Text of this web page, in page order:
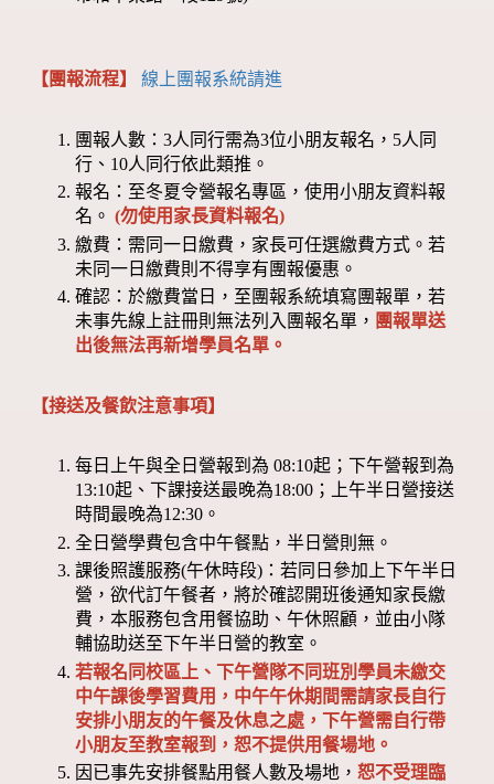
【團報流程】線上團報系統請進
團報人數：3人同行需為3位小朋友報名，5人同
行、10人同行依此類推。
報名：至冬夏令營報名專區，使用小朋友資料報
名。 (勿使用家長資料報名)
繳費：需同一日繳費，家長可任選繳費方式。若
未同一日繳費則不得享有團報優惠。
確認：於繳費當日，至團報系統填寫團報單，若
未事先線上註冊則無法列入團報名單， 團報單送
出後無法再新增學員名單。
【接送及餐飲注意事項】
每日上午與全日營報到為 08:10起；下午營報到為
13:10起、下課接送最晚為18:00；上午半日營接送
時間最晚為12:30。
全日營學費包含中午餐點，半日營則無。
課後照護服務(午休時段)：若同日參加上下午半日
營，欲代訂午餐者，將於確認開班後通知家長繳
費，本服務包含用餐協助、午休照顧，並由小隊
輔協助送至下午半日營的教室。
若報名同校區上、下午營隊不同班別學員未繳交
中午課後學習費用，中午午休期間需請家長自行
安排小朋友的午餐及休息之處，下午營需自行帶
小朋友至教室報到，恕不提供用餐場地。
因已事先安排餐點用餐人數及場地，恕不受理臨